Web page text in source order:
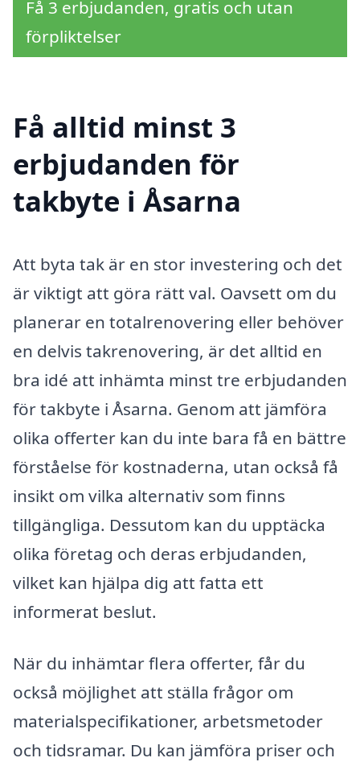
Få 3 erbjudanden, gratis och utan
förpliktelser
Få alltid minst 3
erbjudanden för
takbyte i Åsarna
Att byta tak är en stor investering och det
är viktigt att göra rätt val. Oavsett om du
planerar en totalrenovering eller behöver
en delvis takrenovering, är det alltid en
bra idé att inhämta minst tre erbjudanden
för takbyte i Åsarna. Genom att jämföra
olika offerter kan du inte bara få en bättre
förståelse för kostnaderna, utan också få
insikt om vilka alternativ som finns
tillgängliga. Dessutom kan du upptäcka
olika företag och deras erbjudanden,
vilket kan hjälpa dig att fatta ett
informerat beslut.
När du inhämtar flera offerter, får du
också möjlighet att ställa frågor om
materialspecifikationer, arbetsmetoder
och tidsramar. Du kan jämföra priser och